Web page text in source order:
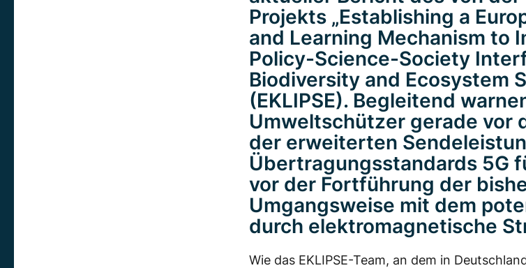
Projekts „Establishing a
and Learning Mechanism to
Policy-Science-Society
Biodiversity and Ecosystem
(EKLIPSE). Begleitend
Umweltschützer gerade vor
der erweiterten
Übertragungsstandards 5G
vor der Fortführung der
Umgangsweise mit dem
durch elektromagnetische
Wie das EKLIPSE-Team, an dem in